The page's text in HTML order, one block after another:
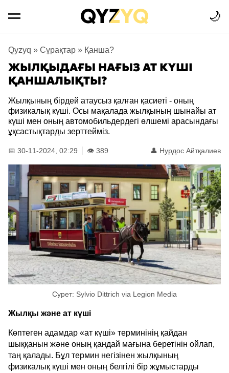
🌙
Qyzyq » Сұрақтар » Қанша?
ЖЫЛҚЫДАҒЫ НАҒЫЗ АТ КҮШІ
ҚАНШАЛЫҚТЫ?
Жылқының бірдей атаусыз қалған қасиеті - оның
физикалық күші. Осы мақалада жылқының шынайы ат
күші мен оның автомобильдердегі өлшемі арасындағы
ұқсастықтарды зерттейміз.
📅 30-11-2024, 02:29 👁️ 389 👤 Нурдос Айтқалиев
Сурет: Sylvio Dittrich via Legion Media
Жылқы және ат күші
Көптеген адамдар «ат күші» терминінің қайдан
шыққанын және оның қандай мағына беретінін ойлап,
таң қалады. Бұл термин негізінен жылқының
физикалық күші мен оның белгілі бір жұмыстарды